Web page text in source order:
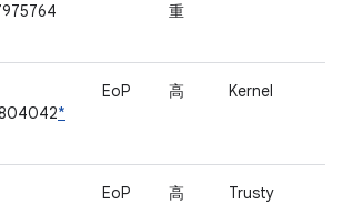
重
*
EoP 高 Kernel
EoP 高 Trusty